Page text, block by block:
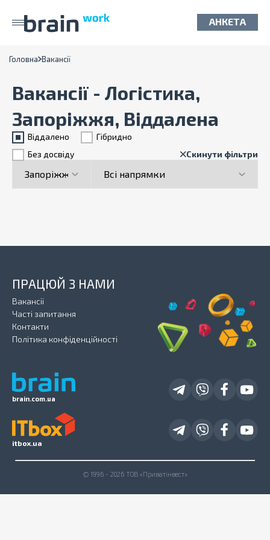
АНКЕТА
Головна Вакансії
Вакансії - Логістика,
Запоріжжя, Віддалена
Віддалено
Гiбридно
Без досвіду
Скинути фільтри
brain.com.ua
ПРАЦЮЙ З НАМИ
Вакансії
Часті запитання
Контакти
Політика конфіденційності
itbox.ua
© 1996 - 2026 ТОВ «Приватінвест»